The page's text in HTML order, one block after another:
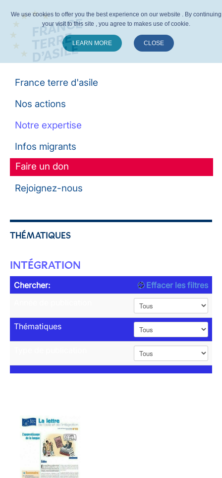
France terre d'asile
Nos actions
Notre expertise
Infos migrants
Faire un don
Rejoignez-nous
THÉMATIQUES
INTÉGRATION
Chercher:
Effacer les filtres
Thématiques
We use cookies to offer you the best experience on our website . By continuing
your visit to this site , you agree to makes use of cookie.
LEARN MORE CLOSE